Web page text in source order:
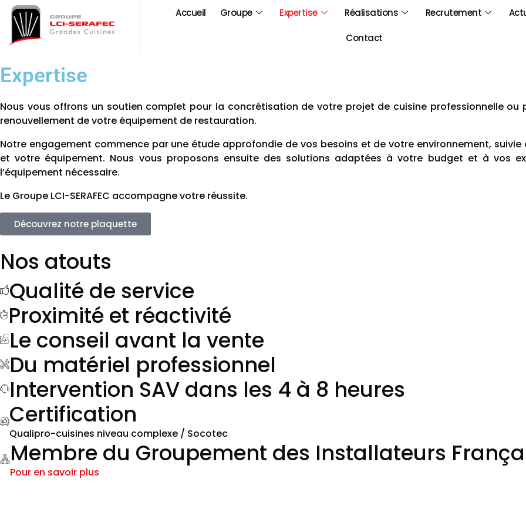
Accueil Groupe Expertise Réalisations Recrutement
Contact
Expertise
Nous vous offrons un soutien complet pour la concrétisation de votre projet de cuisine professionnelle
renouvellement de votre équipement de restauration.
Notre engagement commence par une étude approfondie de vos besoins et de votre environnement,
et votre équipement. Nous vous proposons ensuite des solutions adaptées à votre budget et à vos
l’équipement nécessaire.
Le Groupe LCI-SERAFEC accompagne votre réussite.
Découvrez notre plaquette
Nos atouts
Qualité de service
Proximité et réactivité
Le conseil avant la vente
Du matériel professionnel
Intervention SAV dans les 4 à 8 heures
Certification
Qualipro-cuisines niveau complexe / Socotec
Membre du Groupement des Installateurs
Pour en savoir plus